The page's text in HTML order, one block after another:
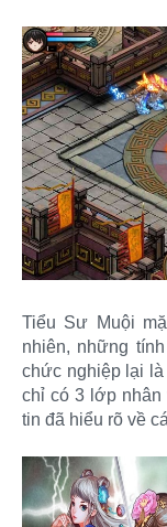
Tiểu Sư Muội
nhiên, những
chức nghiệp lại là
chỉ có 3 lớp nhân
tin đã hiểu rõ về